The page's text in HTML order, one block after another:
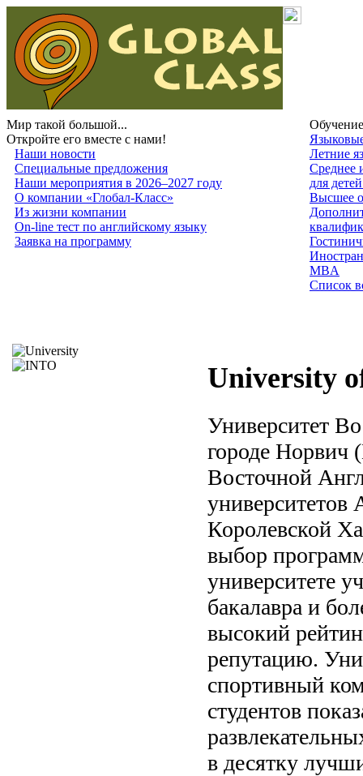
Мир такой большой...
Откройте его вместе с нами!
Наши новости
Специальные предложения
Наши мероприятия в 2026–2027 году
О компании «Глобал-Класс»
Из жизни компании
On-line тест по английскому языку
Заявка на программу
Летние
Среднее
для
Высшее
MBA
Список
University
Университет
городе Норвич
Восточной
университетов
Королевской
выбор
университете
бакалавра и
высокий
репутацию.
спортивный
студентов
в десятку